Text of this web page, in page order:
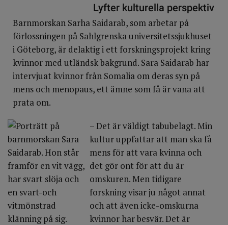
Lyfter kulturella perspektiv
Barnmorskan Sarha Saidarab, som arbetar på
förlossningen på Sahlgrenska universitetssjukhuset
i Göteborg, är delaktig i ett forskningsprojekt kring
kvinnor med utländsk bakgrund. Sara Saidarab har
intervjuat kvinnor från Somalia om deras syn på
mens och menopaus, ett ämne som få är vana att
prata om.
– Det är väldigt tabubelagt. Min
kultur uppfattar att man ska få
mens för att vara kvinna och
det gör ont för att du är
omskuren. Men tidigare
forskning visar ju något annat
och att även icke-omskurna
kvinnor har besvär. Det är